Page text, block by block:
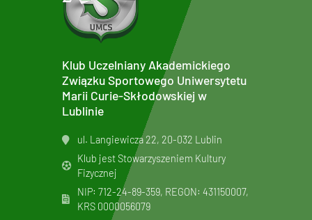
Klub Uczelniany Akademickiego
Związku Sportowego Uniwersytetu
Marii Curie-Skłodowskiej w
Lublinie
ul. Langiewicza 22, 20-032 Lublin
Klub jest Stowarzyszeniem Kultury
Fizycznej
NIP: 712-24-89-359, REGON: 431150007,
KRS 0000056079